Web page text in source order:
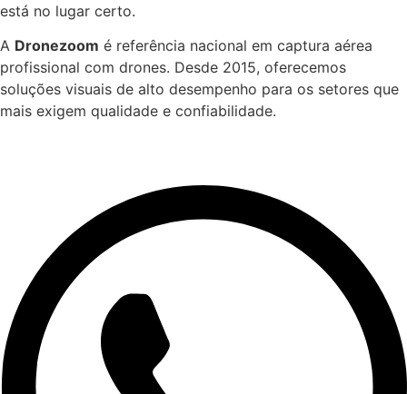
está no lugar certo.
A Dronezoom é referência nacional em captura aérea
profissional com drones. Desde 2015, oferecemos
soluções visuais de alto desempenho para os setores que
mais exigem qualidade e confiabilidade.